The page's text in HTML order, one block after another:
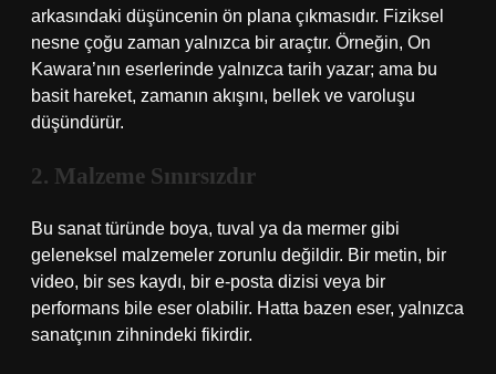
arkasındaki düşüncenin ön plana çıkmasıdır. Fiziksel
nesne çoğu zaman yalnızca bir araçtır. Örneğin, On
Kawara’nın eserlerinde yalnızca tarih yazar; ama bu
basit hareket, zamanın akışını, bellek ve varoluşu
düşündürür.
2. Malzeme Sınırsızdır
Bu sanat türünde boya, tuval ya da mermer gibi
geleneksel malzemeler zorunlu değildir. Bir metin, bir
video, bir ses kaydı, bir e-posta dizisi veya bir
performans bile eser olabilir. Hatta bazen eser, yalnızca
sanatçının zihnindeki fikirdir.